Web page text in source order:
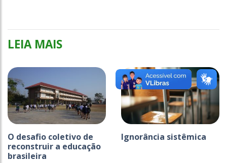
LEIA MAIS
O desafio coletivo de
reconstruir a educação
brasileira
Ignorância sistêmica